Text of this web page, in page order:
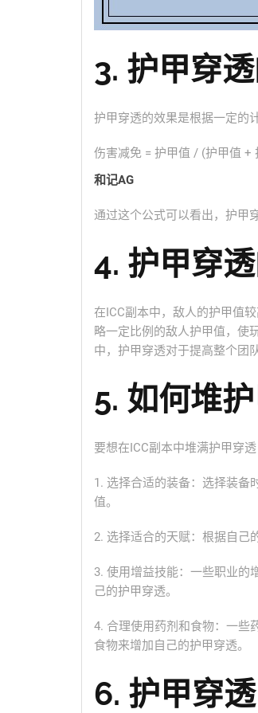
3. 护甲穿
护甲穿透的效果是根据一定的
伤害减免 = 护甲值 / (护甲值 +
和记AG
通过这个公式可以看出，护甲
4. 护甲穿
在ICC副本中，敌人的护甲值
略一定比例的敌人护甲值，使
中，护甲穿透对于提高整个团
5. 如何堆
要想在ICC副本中堆满护甲穿
1. 选择合适的装备：选择装备
值。
2. 选择适合的天赋：根据自己
3. 使用增益技能：一些职业的
己的护甲穿透。
4. 合理使用药剂和食物：一些
食物来增加自己的护甲穿透。
6. 护甲穿